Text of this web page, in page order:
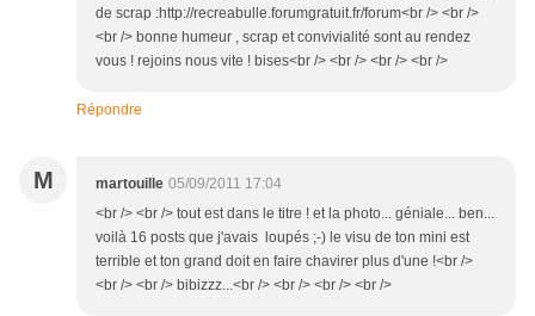
de scrap :http://recreabulle.forumgratuit.fr/forum<br /> <br />
<br /> bonne humeur , scrap et convivialité sont au rendez
vous ! rejoins nous vite ! bises<br /> <br /> <br /> <br />
Répondre
M martouille 05/09/2011 17:04
<br /> <br /> tout est dans le titre ! et la photo... géniale... ben...
voilà 16 posts que j'avais loupés ;-) le visu de ton mini est
terrible et ton grand doit en faire chavirer plus d'une !<br />
<br /> <br /> bibizzz...<br /> <br /> <br /> <br />